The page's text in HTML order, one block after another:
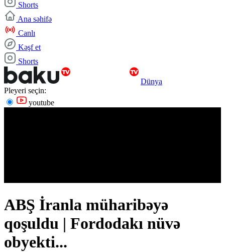
Shorts
Ana səhifə
Canlı
Kəşf et
Shorts
Dünya
Pleyeri seçin:
youtube
ABŞ İranla müharibəyə
qoşuldu | Fordodakı nüvə
obyekti...